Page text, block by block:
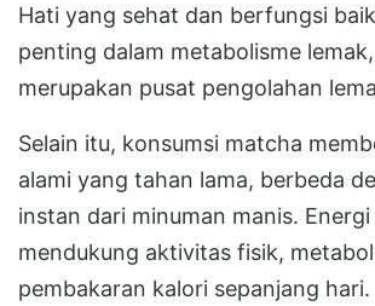
Hati yang sehat dan berfungsi
penting dalam metabolisme
merupakan pusat pengolahan
Selain itu, konsumsi matcha
alami yang tahan lama, berbeda
instan dari minuman manis.
mendukung aktivitas fisik,
pembakaran kalori sepanjang hari.